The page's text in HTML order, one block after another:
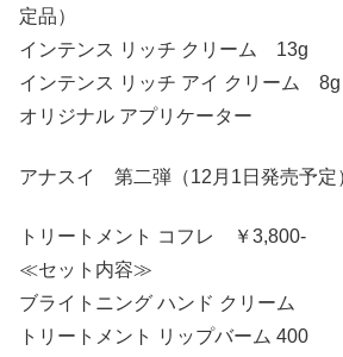
定品）
インテンス リッチ クリーム 13g
インテンス リッチ アイ クリーム 8g
オリジナル アプリケーター
アナスイ 第二弾（12月1日発売予定
トリートメント コフレ ￥3,800-
≪セット内容≫
ブライトニング ハンド クリーム
トリートメント リップバーム 400